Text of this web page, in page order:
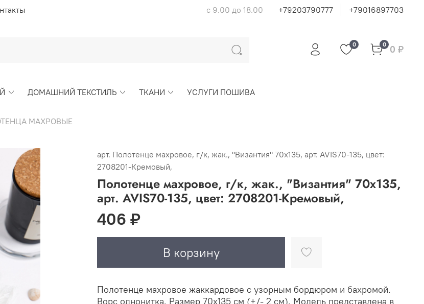
с 9.00 до 18.00 +79203790777 +79016897703
0 0 0 ₽
ДОМАШНИЙ ТЕКСТИЛЬ ТКАНИ УСЛУГИ ПОШИВА
МАХРОВЫЕ
арт. Полотенце махровое, г/к, жак., "Византия" 70х135, арт. AVIS70-135, цвет:
2708201-Кремовый,
Полотенце махровое, г/к, жак., "Византия" 70х135,
арт. AVIS70-135, цвет: 2708201-Кремовый,
406 ₽
В корзину
Полотенце махровое жаккардовое с узорным бордюром и бахромой.
Ворс однонитка. Размер 70х135 см (+/- 2 см). Модель представлена в